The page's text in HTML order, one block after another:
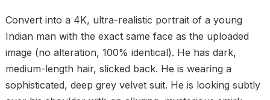
Convert into a 4K, ultra-realistic portrait of a young
Indian man with the exact same face as the uploaded
image (no alteration, 100% identical). He has dark,
medium-length hair, slicked back. He is wearing a
sophisticated, deep grey velvet suit. He is looking subtly